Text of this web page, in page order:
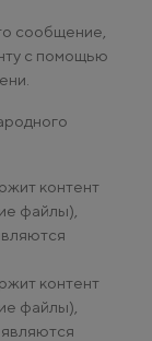
сообщение,
с помощью
контент
файлы),
контент
файлы),